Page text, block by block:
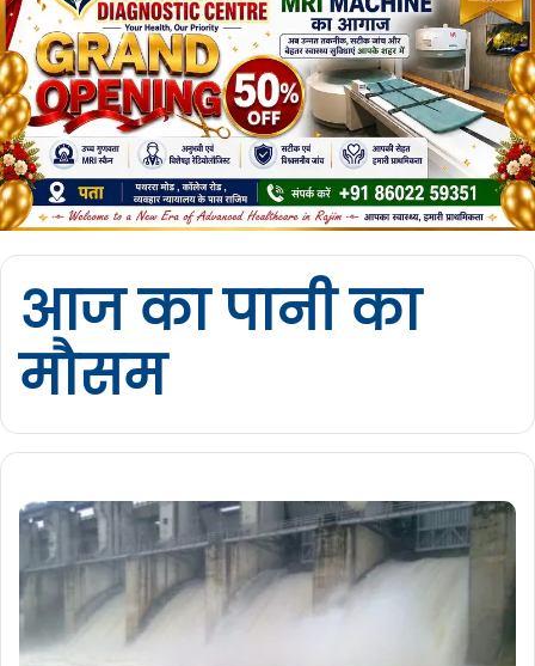
आज का पानी का
मौसम